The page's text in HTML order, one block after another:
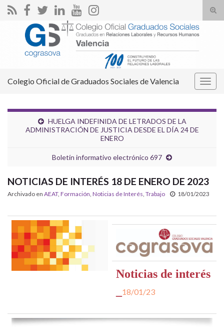
el
Search for:
Colegio Oficial de Graduados Sociales de Valencia
HUELGA INDEFINIDA DE LETRADOS DE LA
ADMINISTRACIÓN DE JUSTICIA DESDE EL DÍA 24 DE
ENERO
Boletín informativo electrónico 697
NOTICIAS DE INTERÉS 18 DE ENERO DE 2023
Archivado en AEAT, Formación Noticias de Interés Trabajo 18/01/2023
Noticias de interés
18/01/23